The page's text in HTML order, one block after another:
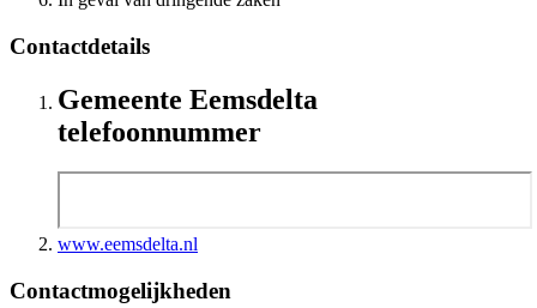
Contactdetails
Gemeente Eemsdelta
telefoonnummer
www.eemsdelta.nl
Contactmogelijkheden